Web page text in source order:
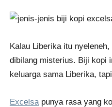
Kalau Liberika itu
dibilang misterius. Biji kopi
keluarga sama Liberika,
Excelsapunya rasa yang